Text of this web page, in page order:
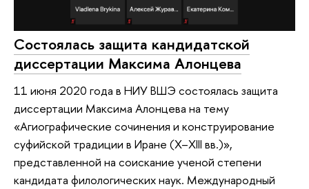
Состоялась защита кандидатской
диссертации Максима Алонцева
11 июня 2020 года в НИУ ВШЭ состоялась защита
диссертации Максима Алонцева на тему
«Агиографические сочинения и конструирование
суфийской традиции в Иране (X–XIII вв.)»,
представленной на соискание ученой степени
кандидата филологических наук. Международный